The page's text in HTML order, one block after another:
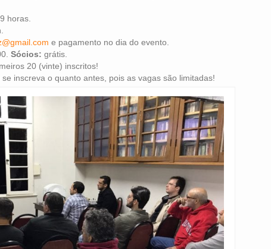
horas.
e pagamento no dia do evento.
Sócios: grátis.
20 (vinte) inscritos!
inscreva o quanto antes, pois as vagas são limitadas!